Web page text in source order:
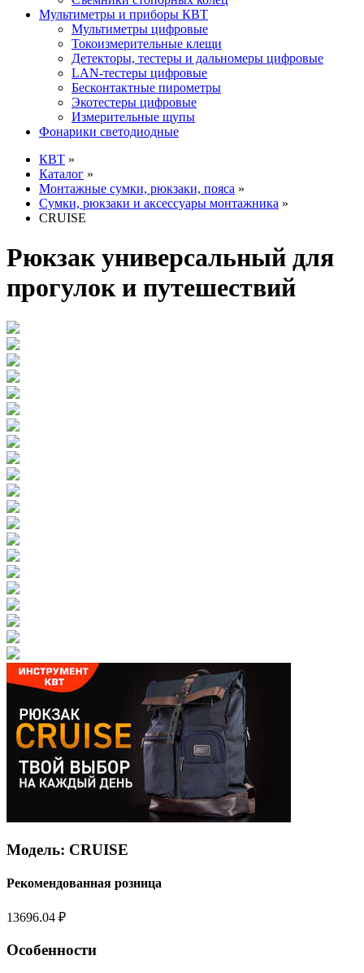
Мультиметры и приборы КВТ
Мультиметры цифровые
Токоизмерительные клещи
Детекторы, тестеры и дальномеры цифровые
LAN-тестеры цифровые
Бесконтактные пирометры
Экотестеры цифровые
Измерительные щупы
Фонарики светодиодные
КВТ »
Каталог »
Монтажные сумки, рюкзаки, пояса »
Сумки, рюкзаки и аксессуары монтажника »
CRUISE
Рюкзак универсальный для
прогулок и путешествий
Модель: CRUISE
Рекомендованная розница
13696.04 ₽
Особенности